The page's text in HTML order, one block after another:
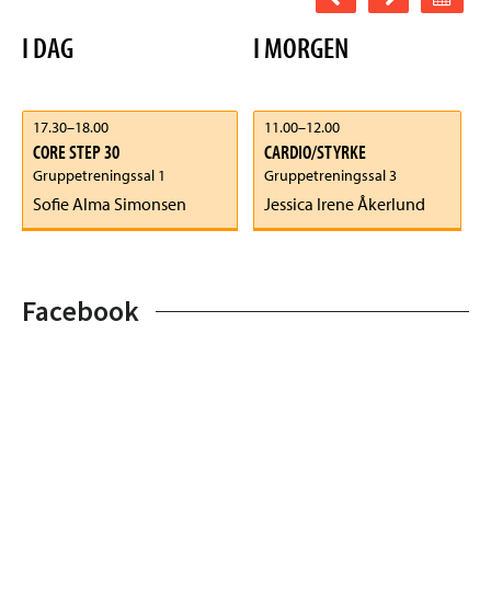
Facebook